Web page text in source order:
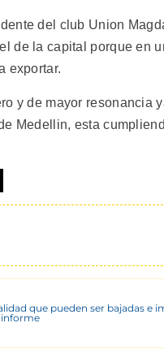
del club Union
de la capital porque en
exportar.
y de mayor resonancia
Medellin, esta
que pueden ser bajadas e
informe